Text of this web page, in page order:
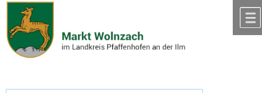
Zum Inhalt,zur Navigation